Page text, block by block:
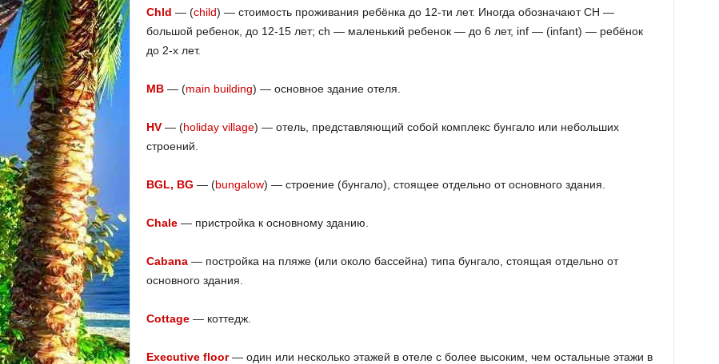
Chld — (child) — стоимость проживания ребёнка до 12-ти лет. Иногда обозначают CH —
большой ребенок, до 12-15 лет; ch — маленький ребенок — до 6 лет, inf — (infant) — ребёнок
до 2-х лет.
MB— (main building) — основное здание отеля.
HV— (holiday village) — отель, представляющий собой комплекс бунгало или небольших
строений.
BGL, BG — (bungalow) — cтроение (бунгало), стоящее отдельно от основного здания.
Chale— пристройка к основному зданию.
Cabana— постройка на пляже (или около бассейна) типа бунгало, стоящая отдельно от
основного здания.
Cottage— коттедж.
Executive floor— один или несколько этажей в отеле с более высоким, чем остальные этажи в